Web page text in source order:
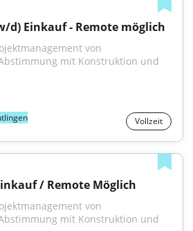
d) Einkauf - Remote möglich
von
mit Konstruktion und
Vollzeit
/ Remote Möglich
von
mit Konstruktion und